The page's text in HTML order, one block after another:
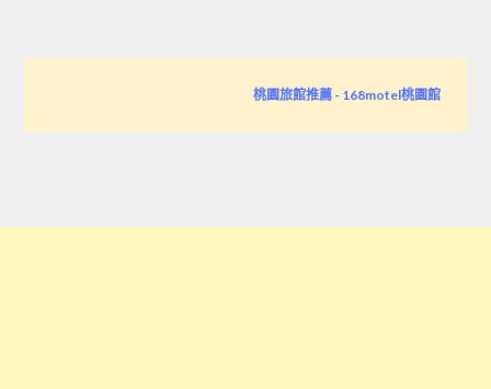
桃園旅館推薦 - 168motel桃園館